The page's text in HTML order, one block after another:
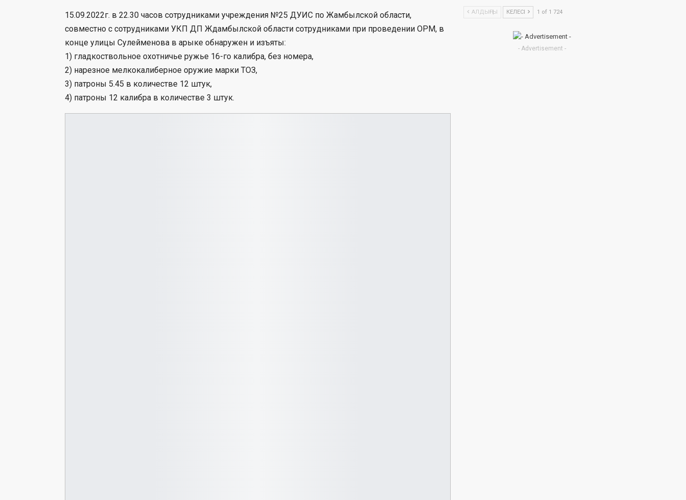
15.09.2022г. в 22.30 часов сотрудниками учреждения №25 ДУИС по Жамбылской области,
совместно с сотрудниками УКП ДП Ждамбылской области сотрудниками при проведении ОРМ, в
конце улицы Сулейменова в арыке обнаружен и изъяты:
1) гладкоствольное охотничье ружье 16-го калибра, без номера,
2) нарезное мелкокалиберное оружие марки ТОЗ,
3) патроны 5.45 в количестве 12 штук,
4) патроны 12 калибра в количестве 3 штук.
АЛДЫҢҒЫ КЕЛЕСІ 1 of 1 724
- Advertisement -